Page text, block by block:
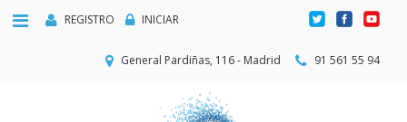
REGISTRO INICIAR
General Pardiñas, 116 - Madrid 91 561 55 94